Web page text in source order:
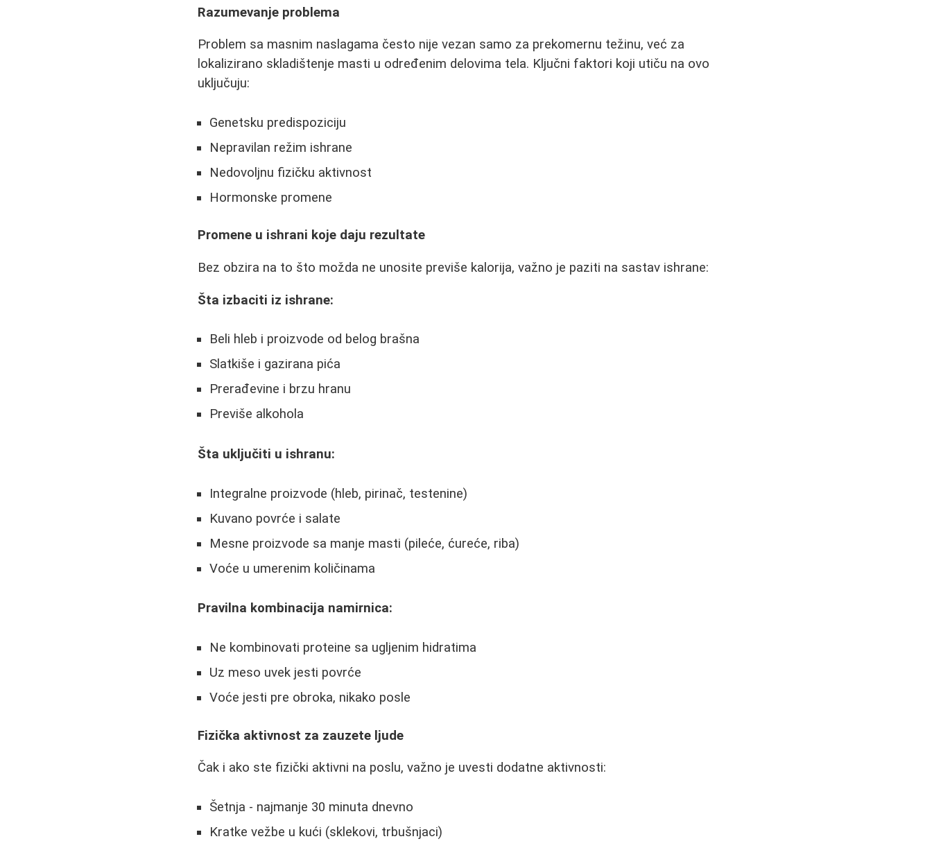
Razumevanje problema
Problem sa masnim naslagama često nije vezan samo za prekomernu težinu, već za
lokalizirano skladištenje masti u određenim delovima tela. Ključni faktori koji utiču na ovo
uključuju:
Genetsku predispoziciju
Nepravilan režim ishrane
Nedovoljnu fizičku aktivnost
Hormonske promene
Promene u ishrani koje daju rezultate
Bez obzira na to što možda ne unosite previše kalorija, važno je paziti na sastav ishrane:
Šta izbaciti iz ishrane:
Beli hleb i proizvode od belog brašna
Slatkiše i gazirana pića
Prerađevine i brzu hranu
Previše alkohola
Šta uključiti u ishranu:
Integralne proizvode (hleb, pirinač, testenine)
Kuvano povrće i salate
Mesne proizvode sa manje masti (pileće, ćureće, riba)
Voće u umerenim količinama
Pravilna kombinacija namirnica:
Ne kombinovati proteine sa ugljenim hidratima
Uz meso uvek jesti povrće
Voće jesti pre obroka, nikako posle
Fizička aktivnost za zauzete ljude
Čak i ako ste fizički aktivni na poslu, važno je uvesti dodatne aktivnosti:
Šetnja - najmanje 30 minuta dnevno
Kratke vežbe u kući (sklekovi, trbušnjaci)